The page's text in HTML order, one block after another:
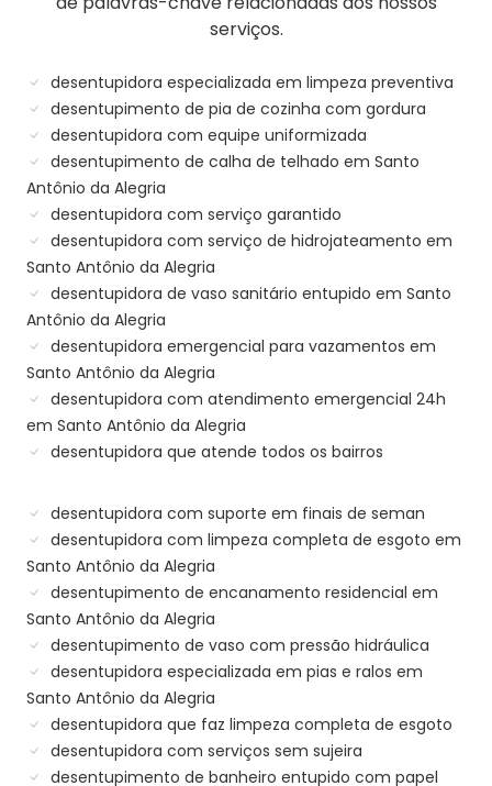
serviços.
desentupidora especializada em limpeza preventiva
desentupimento de pia de cozinha com gordura
desentupidora com equipe uniformizada
desentupimento de calha de telhado em Santo
Antônio da Alegria
desentupidora com serviço garantido
desentupidora com serviço de hidrojateamento em
Santo Antônio da Alegria
desentupidora de vaso sanitário entupido em Santo
Antônio da Alegria
desentupidora emergencial para vazamentos em
Santo Antônio da Alegria
desentupidora com atendimento emergencial 24h
em Santo Antônio da Alegria
desentupidora que atende todos os bairros
desentupidora com suporte em finais de seman
desentupidora com limpeza completa de esgoto em
Santo Antônio da Alegria
desentupimento de encanamento residencial em
Santo Antônio da Alegria
desentupimento de vaso com pressão hidráulica
desentupidora especializada em pias e ralos em
Santo Antônio da Alegria
desentupidora que faz limpeza completa de esgoto
desentupidora com serviços sem sujeira
desentupimento de banheiro entupido com papel